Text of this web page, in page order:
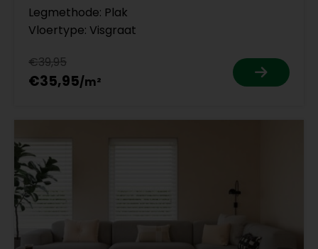
Legmethode: Plak
Vloertype: Visgraat
€39,95
€35,95